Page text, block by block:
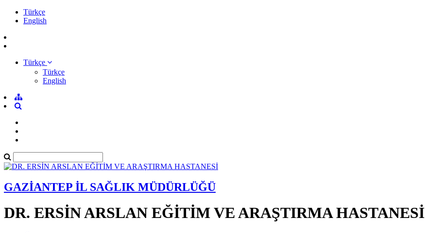
Türkçe
English
Türkçe
Türkçe
English
GAZİANTEP İL SAĞLIK MÜDÜRLÜĞÜ
DR. ERSİN ARSLAN EĞİTİM VE ARAŞTIRMA HASTANESİ